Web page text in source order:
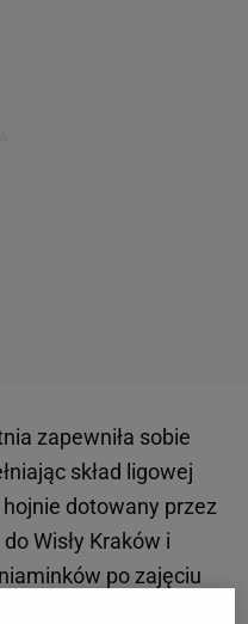
zapewniła sobie
skład ligowej
dotowany przez
Wisły Kraków i
po zajęciu